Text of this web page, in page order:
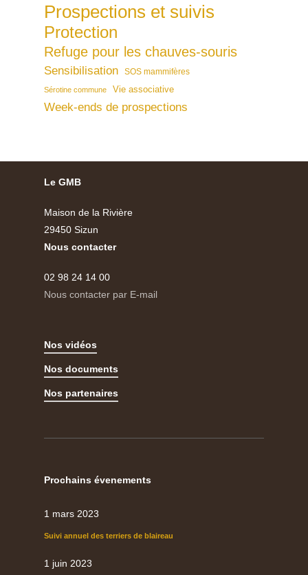
Prospections et suivis
Protection
Refuge pour les chauves-souris
Sensibilisation SOS mammifères
Sérotine commune Vie associative
Week-ends de prospections
Le GMB
Maison de la Rivière
29450 Sizun
Nous contacter
02 98 24 14 00
Nous contacter par E-mail
Nos vidéos
Nos documents
Nos partenaires
Prochains évenements
1 mars 2023
Suivi annuel des terriers de blaireau
1 juin 2023